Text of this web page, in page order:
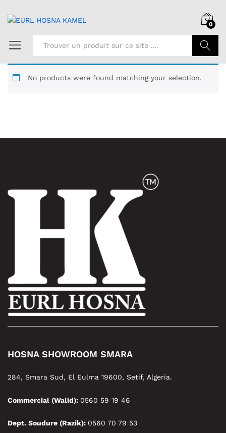
0
Chercher
No products were found matching your selection.
HOSNA SHOWROOM SMARA
284, Smara Sud, El Eulma 19600, Setif, Algeria.
Commercial (Walid): 0560 59 19 46
Dept. Soudure (Razik): 0560 70 79 53